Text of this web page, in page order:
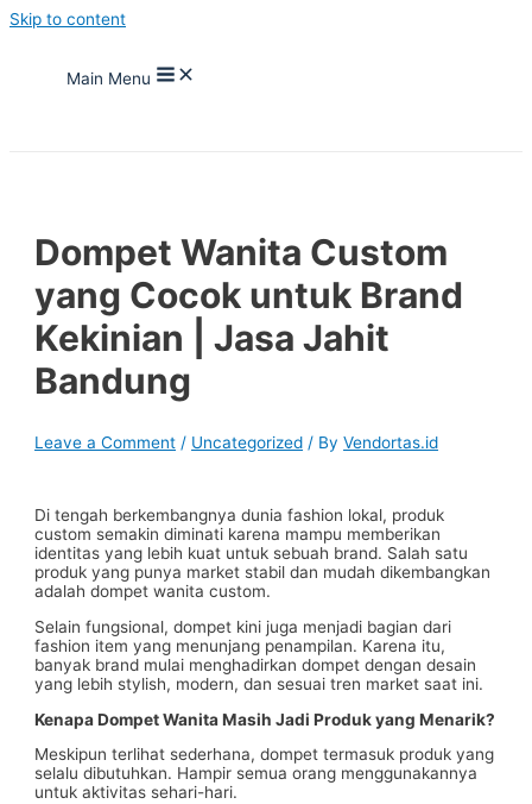
Skip to content
Main Menu
Dompet Wanita Custom
yang Cocok untuk Brand
Kekinian | Jasa Jahit
Bandung
Leave a Comment / Uncategorized / ByVendortas.id
Di tengah berkembangnya dunia fashion lokal, produk
custom semakin diminati karena mampu memberikan
identitas yang lebih kuat untuk sebuah brand. Salah satu
produk yang punya market stabil dan mudah dikembangkan
adalah dompet wanita custom.
Selain fungsional, dompet kini juga menjadi bagian dari
fashion item yang menunjang penampilan. Karena itu,
banyak brand mulai menghadirkan dompet dengan desain
yang lebih stylish, modern, dan sesuai tren market saat ini.
Kenapa Dompet Wanita Masih Jadi Produk yang Menarik?
Meskipun terlihat sederhana, dompet termasuk produk yang
selalu dibutuhkan. Hampir semua orang menggunakannya
untuk aktivitas sehari-hari.